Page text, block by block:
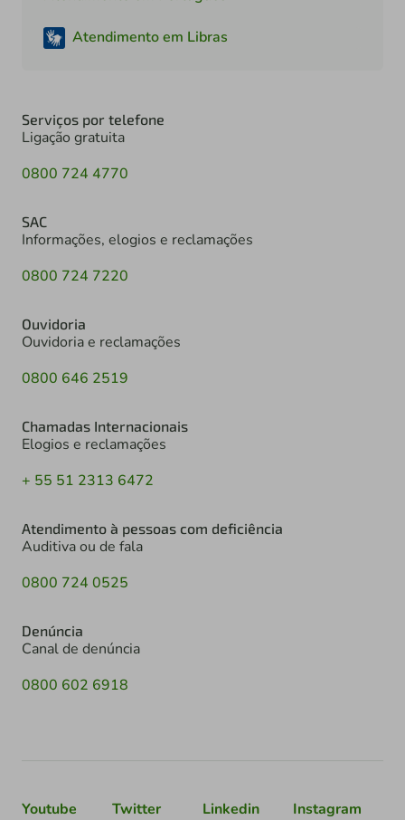
Atendimento em Libras
Serviços por telefone
Ligação gratuita
0800 724 4770
SAC
Informações, elogios e reclamações
0800 724 7220
Ouvidoria
Ouvidoria e reclamações
0800 646 2519
Chamadas Internacionais
Elogios e reclamações
+ 55 51 2313 6472
Atendimento à pessoas com deficiência
Auditiva ou de fala
0800 724 0525
Denúncia
Canal de denúncia
0800 602 6918
Youtube Twitter Linkedin Instagram